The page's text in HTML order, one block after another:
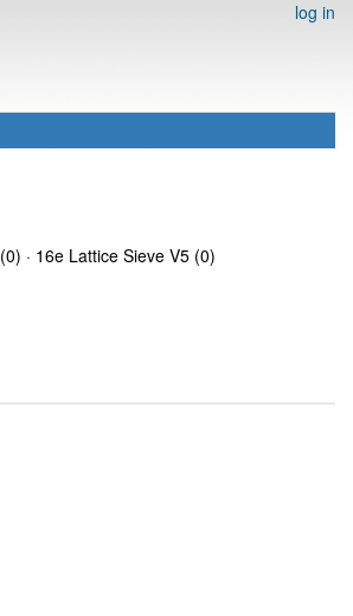
log in
(0) · 16e Lattice Sieve V5 (0)